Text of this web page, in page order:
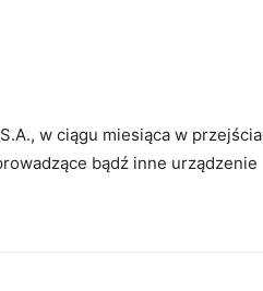
w ciągu miesiąca w
bądź inne urządzenie